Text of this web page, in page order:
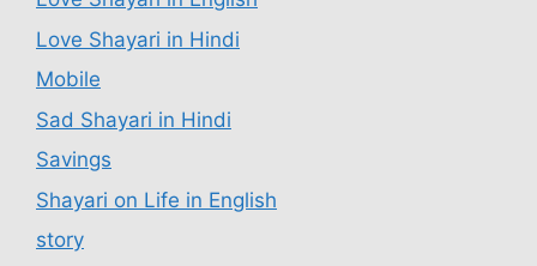
Love Shayari in Hindi
Mobile
Sad Shayari in Hindi
Savings
Shayari on Life in English
story